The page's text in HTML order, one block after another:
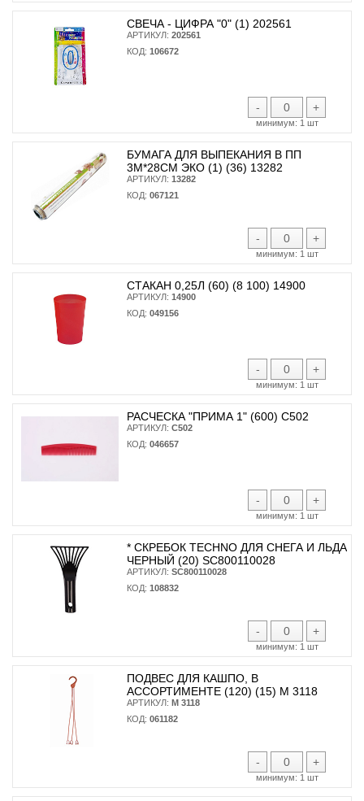
СВЕЧА - ЦИФРА "0" (1) 202561
АРТИКУЛ: 202561
КОД: 106672
- +
минимум: 1 шт
БУМАГА ДЛЯ ВЫПЕКАНИЯ В ПП
3М*28СМ ЭКО (1) (36) 13282
АРТИКУЛ: 13282
КОД: 067121
- +
минимум: 1 шт
СТАКАН 0,25Л (60) (8 100) 14900
АРТИКУЛ: 14900
КОД: 049156
- +
минимум: 1 шт
РАСЧЕСКА "ПРИМА 1" (600) С502
АРТИКУЛ: С502
КОД: 046657
- +
минимум: 1 шт
* CКРЕБОК TECHNO ДЛЯ СНЕГА И ЛЬДА
ЧЕРНЫЙ (20) SC800110028
АРТИКУЛ: SC800110028
КОД: 108832
- +
минимум: 1 шт
ПОДВЕС ДЛЯ КАШПО, В
АССОРТИМЕНТЕ (120) (15) М 3118
АРТИКУЛ: М 3118
КОД: 061182
- +
минимум: 1 шт